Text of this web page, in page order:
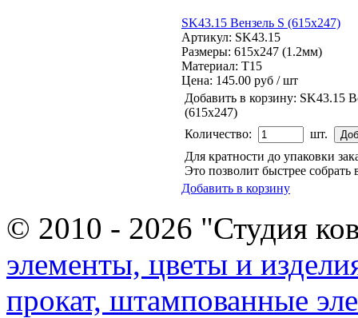
SK43.15 Вензель S (615х247)
Артикул: SK43.15
Размеры: 615x247 (1.2мм)
Материал: Т15
Цена: 145.00 руб / шт
Добавить в корзину: SK43.15
(615х247)
Количество:
шт.
Для кратности до упаковки
Это позволит быстрее собрать
Добавить в корзину
© 2010 - 2026 "Студия
элементы, цветы и
прокат, штампованные